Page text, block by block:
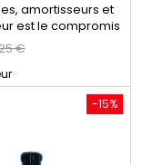
amortisseurs et
est le compromis
vos Aprilia 125
sans aucune
lumières de
prix imbattable.
€
-15%